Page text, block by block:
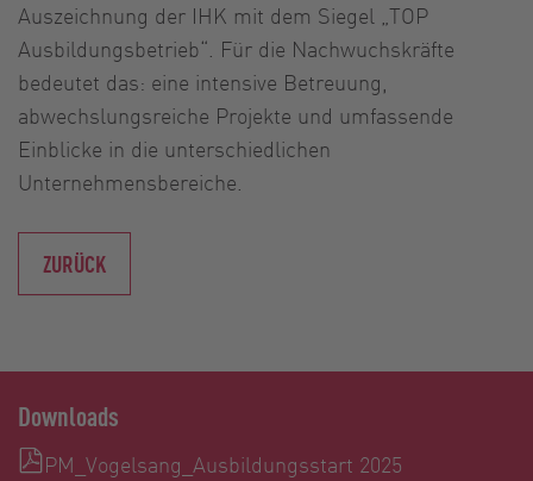
Auszeichnung der IHK mit dem Siegel „TOP
Ausbildungsbetrieb“. Für die Nachwuchskräfte
bedeutet das: eine intensive Betreuung,
abwechslungsreiche Projekte und umfassende
Einblicke in die unterschiedlichen
Unternehmensbereiche.
ZURÜCK
Downloads
PM_Vogelsang_Ausbildungsstart 2025